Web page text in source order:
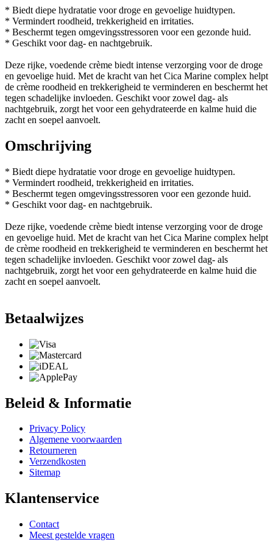
* Biedt diepe hydratatie voor droge en gevoelige huidtypen.
* Vermindert roodheid, trekkerigheid en irritaties.
* Beschermt tegen omgevingsstressoren voor een gezonde huid.
* Geschikt voor dag- en nachtgebruik.
Deze rijke, voedende crème biedt intense verzorging voor de droge
en gevoelige huid. Met de kracht van het Cica Marine complex helpt
de crème roodheid en trekkerigheid te verminderen en beschermt het
tegen schadelijke invloeden. Geschikt voor zowel dag- als
nachtgebruik, zorgt het voor een gehydrateerde en kalme huid die
zacht en soepel aanvoelt.
Omschrijving
* Biedt diepe hydratatie voor droge en gevoelige huidtypen.
* Vermindert roodheid, trekkerigheid en irritaties.
* Beschermt tegen omgevingsstressoren voor een gezonde huid.
* Geschikt voor dag- en nachtgebruik.
Deze rijke, voedende crème biedt intense verzorging voor de droge
en gevoelige huid. Met de kracht van het Cica Marine complex helpt
de crème roodheid en trekkerigheid te verminderen en beschermt het
tegen schadelijke invloeden. Geschikt voor zowel dag- als
nachtgebruik, zorgt het voor een gehydrateerde en kalme huid die
zacht en soepel aanvoelt.
Betaalwijzes
Beleid & Informatie
Privacy Policy
Algemene voorwaarden
Retourneren
Verzendkosten
Sitemap
Klantenservice
Contact
Meest gestelde vragen